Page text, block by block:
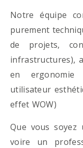
Notre équipe
purement
de projets,
infrastructures),
en ergonomie
utilisateur
effet WOW)
Que vous soyez
voire un